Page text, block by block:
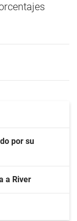
por su
a River